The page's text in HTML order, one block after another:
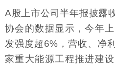
A股上市公司半年报披露
协会的数据显示，今年
发强度超6%，营收、净
家重大能源工程推进建